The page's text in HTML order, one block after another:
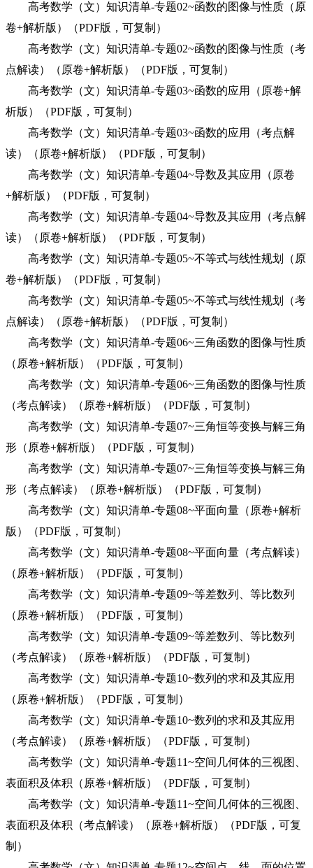
高考数学（文）知识清单-专题02~函数的图像与性质（原
卷+解析版）（PDF版，可复制）
高考数学（文）知识清单-专题02~函数的图像与性质（考
点解读）（原卷+解析版）（PDF版，可复制）
高考数学（文）知识清单-专题03~函数的应用（原卷+解
析版）（PDF版，可复制）
高考数学（文）知识清单-专题03~函数的应用（考点解
读）（原卷+解析版）（PDF版，可复制）
高考数学（文）知识清单-专题04~导数及其应用（原卷
+解析版）（PDF版，可复制）
高考数学（文）知识清单-专题04~导数及其应用（考点解
读）（原卷+解析版）（PDF版，可复制）
高考数学（文）知识清单-专题05~不等式与线性规划（原
卷+解析版）（PDF版，可复制）
高考数学（文）知识清单-专题05~不等式与线性规划（考
点解读）（原卷+解析版）（PDF版，可复制）
高考数学（文）知识清单-专题06~三角函数的图像与性质
（原卷+解析版）（PDF版，可复制）
高考数学（文）知识清单-专题06~三角函数的图像与性质
（考点解读）（原卷+解析版）（PDF版，可复制）
高考数学（文）知识清单-专题07~三角恒等变换与解三角
形（原卷+解析版）（PDF版，可复制）
高考数学（文）知识清单-专题07~三角恒等变换与解三角
形（考点解读）（原卷+解析版）（PDF版，可复制）
高考数学（文）知识清单-专题08~平面向量（原卷+解析
版）（PDF版，可复制）
高考数学（文）知识清单-专题08~平面向量（考点解读）
（原卷+解析版）（PDF版，可复制）
高考数学（文）知识清单-专题09~等差数列、等比数列
（原卷+解析版）（PDF版，可复制）
高考数学（文）知识清单-专题09~等差数列、等比数列
（考点解读）（原卷+解析版）（PDF版，可复制）
高考数学（文）知识清单-专题10~数列的求和及其应用
（原卷+解析版）（PDF版，可复制）
高考数学（文）知识清单-专题10~数列的求和及其应用
（考点解读）（原卷+解析版）（PDF版，可复制）
高考数学（文）知识清单-专题11~空间几何体的三视图、
表面积及体积（原卷+解析版）（PDF版，可复制）
高考数学（文）知识清单-专题11~空间几何体的三视图、
表面积及体积（考点解读）（原卷+解析版）（PDF版，可复
制）